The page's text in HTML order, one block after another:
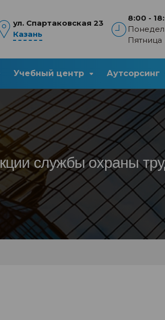
ул. Спартаковская 23
Казань
8:00 -
Пятница
Учебный центр Аутсорсинг
службы охраны